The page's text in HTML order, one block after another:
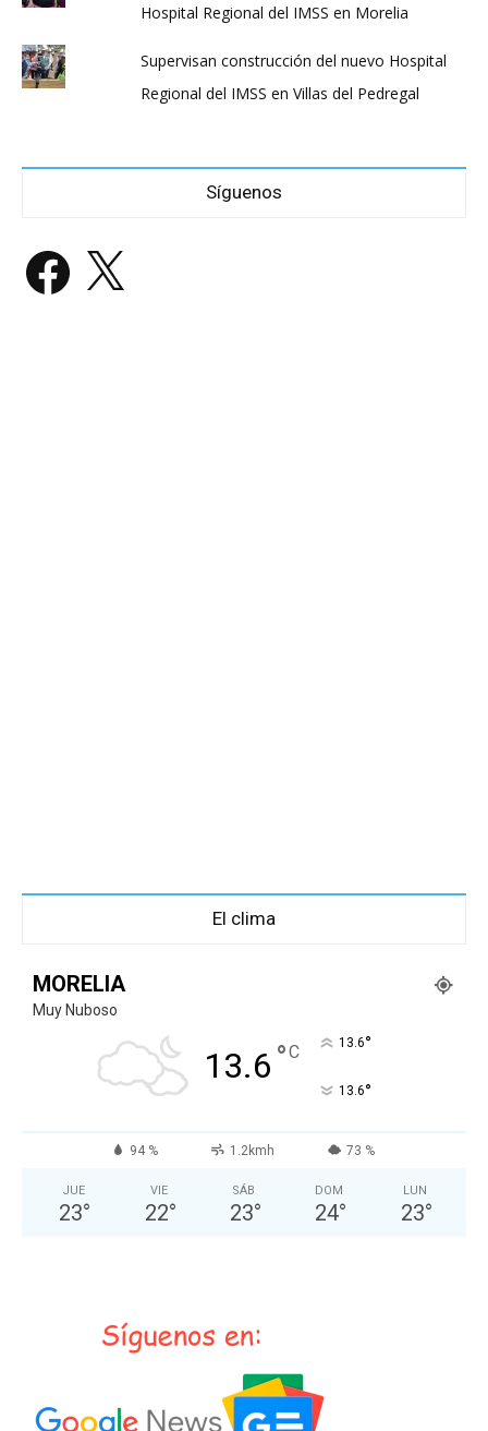
Hospital Regional del IMSS en Morelia
Supervisan construcción del nuevo Hospital
Regional del IMSS en Villas del Pedregal
Síguenos
Facebook
El clima
MORELIA
Muy Nuboso
13.6 °C 13.6°
13.6°
94 % 1.2kmh 73 %
JUE
23°
VIE
22°
SÁB
23°
DOM
24°
LUN
23°